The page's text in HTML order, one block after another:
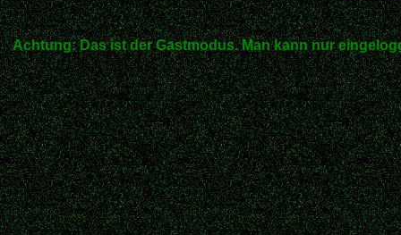
Achtung: Das ist der Gastmodus. Man kann nur